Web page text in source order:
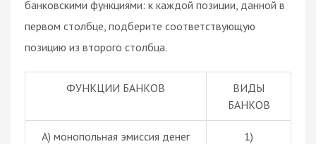
банковскими функциями: к каждой позиции, данной в
первом столбце, подберите соответствующую
позицию из второго столбца.
ФУНКЦИИ БАНКОВ
ВИДЫ
БАНКОВ
A) монопольная эмиссия денег
1)